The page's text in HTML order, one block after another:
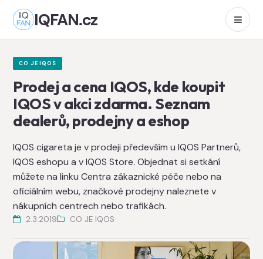
IQFAN.cz
CO JE IQOS
Prodej a cena IQOS, kde koupit
IQOS v akci zdarma. Seznam
dealerů, prodejny a eshop
IQOS cigareta je v prodeji především u IQOS Partnerů,
IQOS eshopu a v IQOS Store. Objednat si setkání
můžete na linku Centra zákaznické péče nebo na
oficiálním webu, značkové prodejny naleznete v
nákupních centrech nebo trafikách.
2.3.2019 CO JE IQOS